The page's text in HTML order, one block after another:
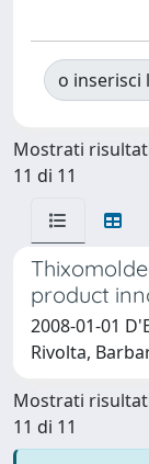
o inserisci
Mostrati
11 di 11
product
2008-01-01
Rivolta,
Mostrati
11 di 11